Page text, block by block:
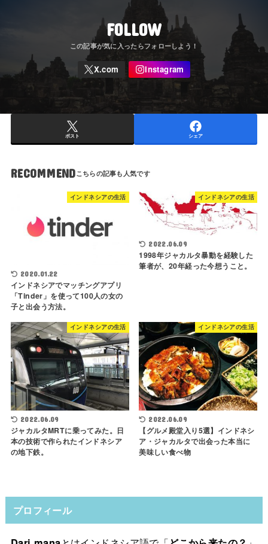
FOLLOW
ポスト シェア
RECOMMEND
インドネシアの生活
2020.01.22
インドネシアでマッチングアプリ
「Tinder」を使って100人の女の
子と出会う方法。
インドネシアの生活
2022.06.09
1998年ジャカルタ暴動を経験した
筆者が、20年経った今想うこと。
インドネシアの生活
2022.06.09
ジャカルタMRTに乗ってみた。日
本の技術で作られたインドネシア
の地下鉄。
インドネシアの生活
2022.06.09
【グルメ殿堂入り5選】インドネシ
ア・ジャカルタで出会った本当に
美味しい食べ物
プロフィール